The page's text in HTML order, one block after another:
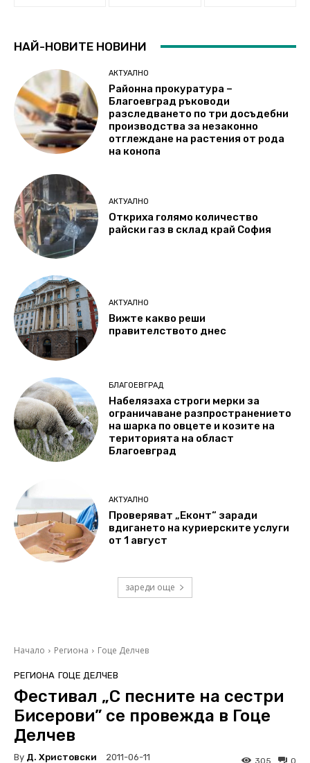
НАЙ-НОВИТЕ НОВИНИ
АКТУАЛНО
Районна прокуратура –
Благоевград ръководи
разследването по три досъдебни
производства за незаконно
отглеждане на растения от рода
на конопа
АКТУАЛНО
Откриха голямо количество
райски газ в склад край София
АКТУАЛНО
Вижте какво реши
правителството днес
БЛАГОЕВГРАД
Набелязаха строги мерки за
ограничаване разпространението
на шарка по овцете и козите на
територията на област
Благоевград
АКТУАЛНО
Проверяват „Еконт“ заради
вдигането на куриерските услуги
от 1 август
зареди още